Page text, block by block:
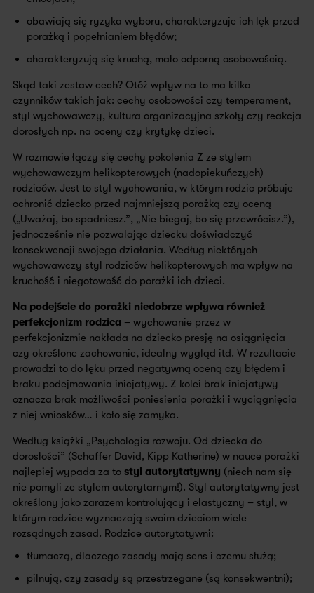
obawiają się ryzyka wyboru, charakteryzuje ich lęk przed
porażką i popełnianiem błędów;
charakteryzują się kruchą, mało odporną osobowością.
Skąd taki zestaw cech? Otóż wpływ na to ma kilka
czynników takich jak: cechy osobowości czy temperament,
styl wychowawczy, kultura organizacyjna szkoły czy reakcja
dorosłych np. na oceny czy krytykę dzieci.
W rozmowie łączy się cechy pokolenia Z ze stylem
wychowawczym helikopterowych (nadopiekuńczych)
rodziców. Jest to styl wychowania, w którym rodzic próbuje
ochronić dziecko przed najmniejszą porażką czy oceną
(„Uważaj, bo spadniesz.”, „Nie biegaj, bo się przewrócisz.”),
jednocześnie nie pozwalając dziecku doświadczyć
konsekwencji swojego działania. Według niektórych
wychowawczy styl rodziców helikopterowych ma wpływ na
kruchość i niegotowość do porażki ich dzieci.
Na podejście do porażki niedobrze wpływa również
perfekcjonizm rodzica – wychowanie przez w
perfekcjonizmie nakłada na dziecko presję na osiągnięcia
czy określone zachowanie, idealny wygląd itd. W rezultacie
prowadzi to do lęku przed negatywną oceną czy błędem i
braku podejmowania inicjatywy. Z kolei brak inicjatywy
oznacza brak możliwości poniesienia porażki i wyciągnięcia
z niej wniosków… i koło się zamyka.
Według książki „Psychologia rozwoju. Od dziecka do
dorosłości” (Schaffer David, Kipp Katherine) w nauce porażki
najlepiej wypada za to styl autorytatywny (niech nam się
nie pomyli ze stylem autorytarnym!). Styl autorytatywny jest
określony jako zarazem kontrolujący i elastyczny – styl, w
którym rodzice wyznaczają swoim dzieciom wiele
rozsądnych zasad. Rodzice autorytatywni:
tłumaczą, dlaczego zasady mają sens i czemu służą;
pilnują, czy zasady są przestrzegane (są konsekwentni);